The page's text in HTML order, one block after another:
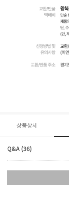
상품상세
Q&A (36)